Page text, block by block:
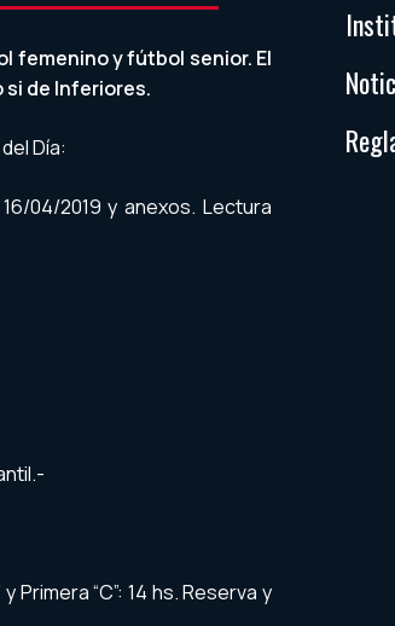
femenino y fútbol senior. El
si de Inferiores.
Día:
04/2019 y anexos. Lectura
Primera “C”: 14 hs. Reserva y